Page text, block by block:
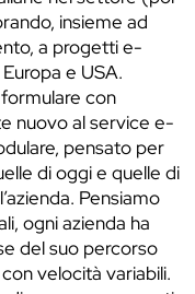
insieme ad
a progetti e-
e USA.
con
nuovo al service e-
pensato per
di oggi e quelle di
Pensiamo
ogni azienda ha
del suo percorso
velocità variabili.